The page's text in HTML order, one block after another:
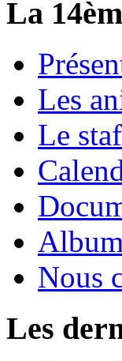
La
Les
Le
Nous
Les